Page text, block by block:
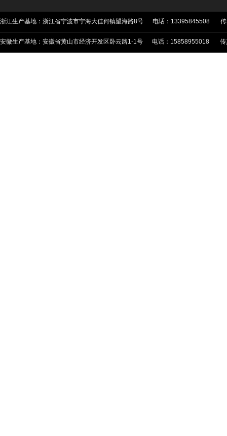
浙江生产基地：浙江省宁波市宁海大佳何镇望海路8号 电话：13395845508
安徽生产基地：安徽省黄山市经济开发区卧云路1-1号 电话：15858955018